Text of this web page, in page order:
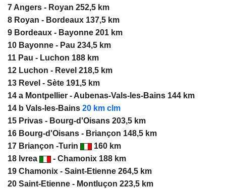
7 Angers - Royan 252,5 km
8 Royan - Bordeaux 137,5 km
9 Bordeaux - Bayonne 201 km
10 Bayonne - Pau 234,5 km
11 Pau - Luchon 188 km
12 Luchon - Revel 218,5 km
13 Revel - Sète 191,5 km
14 a Montpellier - Aubenas-Vals-les-Bains 144 km
14 b Vals-les-Bains 20 km clm
15 Privas - Bourg-d'Oisans 203,5 km
16 Bourg-d'Oisans - Briançon 148,5 km
17 Briançon -Turin
160 km
18 Ivrea
- Chamonix 188 km
19 Chamonix - Saint-Etienne 264,5 km
20 Saint-Etienne - Montluçon 223,5 km